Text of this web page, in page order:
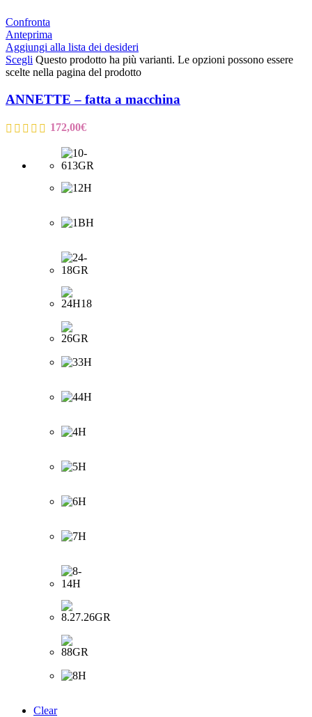
Confronta
Anteprima
Aggiungi alla lista dei desideri
Scegli Questo prodotto ha più varianti. Le opzioni possono essere
scelte nella pagina del prodotto
ANNETTE – fatta a macchina
172,00€
Clear